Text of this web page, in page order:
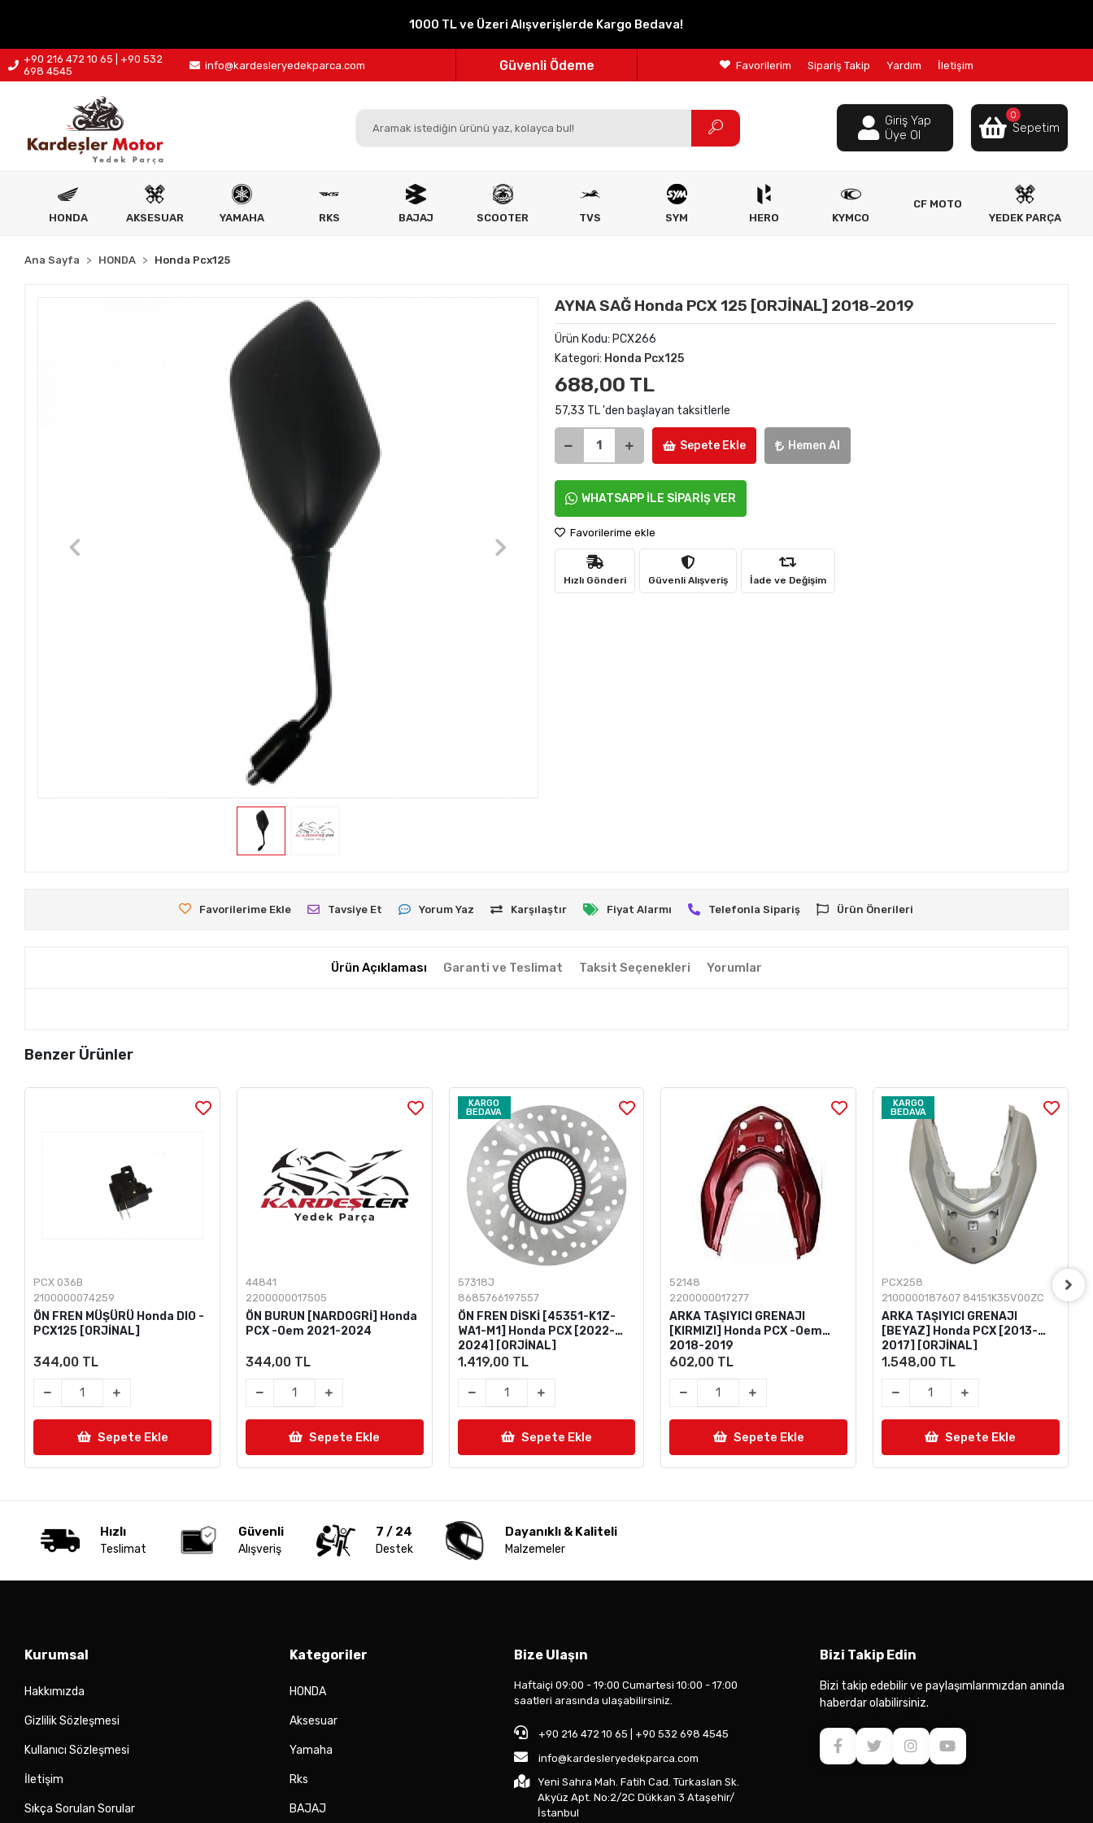
1000 TL ve Üzeri Alışverişlerde Kargo Bedava!
+90 216 472 10 65 | +90 532
698 4545
info@kardesleryedekparca.com
Parçanızın Online Adresi
100% Orijinal Ürün
Güvenli Ödeme
Ücretsiz İade
Favorilerim Sipariş Takip Yardım İletişim
Giriş Yap
Üye Ol
0
Sepetim
HONDA AKSESUAR YAMAHA RKS BAJAJ SCOOTER TVS SYM HERO KYMCO
CF MOTO
YEDEK PARÇA
Ana Sayfa HONDA Honda Pcx125
AYNA SAĞ Honda PCX 125 [ORJİNAL] 2018-2019
Ürün Kodu: PCX266
Kategori: Honda Pcx125
688,00 TL
57,33 TL 'den başlayan taksitlerle
Sepete Ekle Hemen Al
WHATSAPP İLE SİPARİŞ VER
Favorilerime ekle
Hızlı Gönderi Güvenli Alışveriş İade ve Değişim
Favorilerime Ekle Tavsiye Et Yorum Yaz Karşılaştır Fiyat Alarmı Telefonla Sipariş Ürün Önerileri
Ürün Açıklaması Garanti ve Teslimat Taksit Seçenekleri Yorumlar
Benzer Ürünler
PCX 036B
2100000074259
ÖN FREN MÜŞÜRÜ Honda DIO -
PCX125 [ORJİNAL]
344,00 TL
Sepete Ekle
44841
2200000017505
ÖN BURUN [NARDOGRİ] Honda
PCX -Oem 2021-2024
344,00 TL
Sepete Ekle
KARGO
BEDAVA
57318J
8685766197557
ÖN FREN DİSKİ [45351-K1Z-
WA1-M1] Honda PCX [2022-
2024] [ORJİNAL]
1.419,00 TL
Sepete Ekle
52148
2200000017277
ARKA TAŞIYICI GRENAJI
[KIRMIZI] Honda PCX -Oem
2018-2019
602,00 TL
Sepete Ekle
KARGO
BEDAVA
PCX258
2100000187607 84151K35V00ZC
ARKA TAŞIYICI GRENAJI
[BEYAZ] Honda PCX [2013-
2017] [ORJİNAL]
1.548,00 TL
Sepete Ekle
Hızlı
Teslimat
Güvenli
Alışveriş
7 / 24
Destek
Dayanıklı & Kaliteli
Malzemeler
Kurumsal
Hakkımızda
Gizlilik Sözleşmesi
Kullanıcı Sözleşmesi
İletişim
Sıkça Sorulan Sorular
Kategoriler
HONDA
Aksesuar
Yamaha
Rks
BAJAJ
Bize Ulaşın
Haftaiçi 09:00 - 19:00 Cumartesi 10:00 - 17:00
saatleri arasında ulaşabilirsiniz.
+90 216 472 10 65 | +90 532 698 4545
info@kardesleryedekparca.com
Yeni Sahra Mah. Fatih Cad. Türkaslan Sk.
Akyüz Apt. No:2/2C Dükkan 3 Ataşehir/
İstanbul
Bizi Takip Edin
Bizi takip edebilir ve paylaşımlarımızdan anında
haberdar olabilirsiniz.